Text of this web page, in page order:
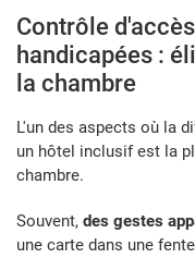
Contrôle
handicapées :
la chambre
L'un des aspects où la
un hôtel inclusif est la
chambre.
Souvent, des gestes
une carte dans une